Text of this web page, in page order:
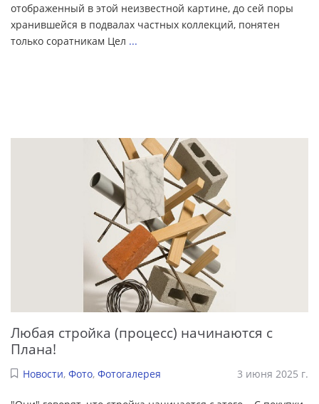
отображенный в этой неизвестной картине, до сей поры
хранившейся в подвалах частных коллекций, понятен
только соратникам Цел ...
Любая стройка (процесс) начинаются с
Плана!
Новости, Фото, Фотогалерея 3 июня 2025 г.